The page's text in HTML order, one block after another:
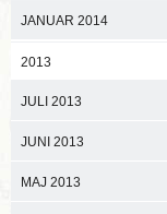
JANUAR 2014
2013
JULI 2013
JUNI 2013
MAJ 2013